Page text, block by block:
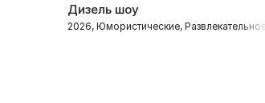
Дизель шоу
2026, Юмористические, Развлекательное